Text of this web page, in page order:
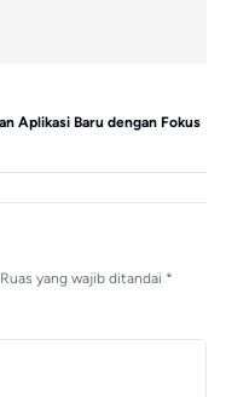
Aplikasi Baru dengan Fokus
Ruas yang wajib ditandai *